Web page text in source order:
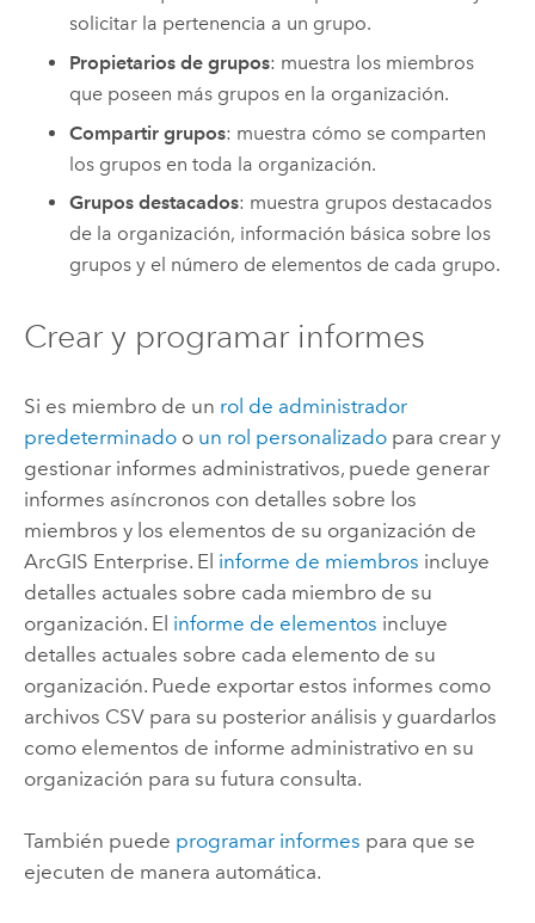
solicitar la pertenencia a un grupo.
Propietarios de grupos: muestra los miembros
que poseen más grupos en la organización.
Compartir grupos: muestra cómo se comparten
los grupos en toda la organización.
Grupos destacados: muestra grupos destacados
de la organización, información básica sobre los
grupos y el número de elementos de cada grupo.
Crear y programar informes
Si es miembro de un rol de administrador
predeterminadoo un rol personalizadopara crear y
gestionar informes administrativos, puede generar
informes asíncronos con detalles sobre los
miembros y los elementos de su organización de
ArcGIS Enterprise. El informe de miembros incluye
detalles actuales sobre cada miembro de su
organización. El informe de elementos incluye
detalles actuales sobre cada elemento de su
organización. Puede exportar estos informes como
archivos CSV para su posterior análisis y guardarlos
como elementos de informe administrativo en su
organización para su futura consulta.
También puede programar informes para que se
ejecuten de manera automática.